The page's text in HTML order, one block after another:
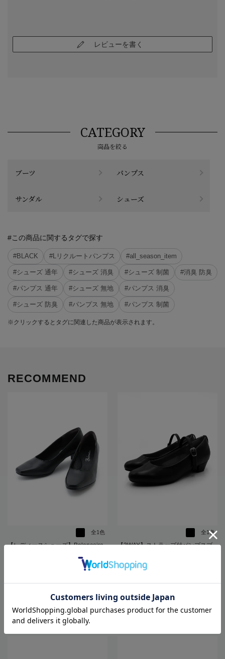
レビューを書く
CATEGORY
商品を絞る
ブーツ パンプス
サンダル シューズ
#この商品に関するタグで探す
#BLACK #Lリクルートパンプス #all_season_item
#シューズ 通年 #シューズ 消臭 #シューズ 制菌 #消臭 防臭
#パンプス 通年 #シューズ 無地 #パンプス 消臭
#シューズ 防臭 #パンプス 無地 #パンプス 制菌
※クリックするとタグに関連した商品が表示されます。
RECOMMEND
全1色
【レディースシューズ】Balancoire
制菌吸水速乾中敷きプレーンパンプ
スパンプス革ブラック通年【レディ
価格 10,989 円 （税込）
円 （税込）
4.5（2）
全1色
【3WAY】ストラップ付パンプスブ
ス】
SALE 20%OFF
価格 13,090 円 （税込）
SALE 10,472 円 （税込）